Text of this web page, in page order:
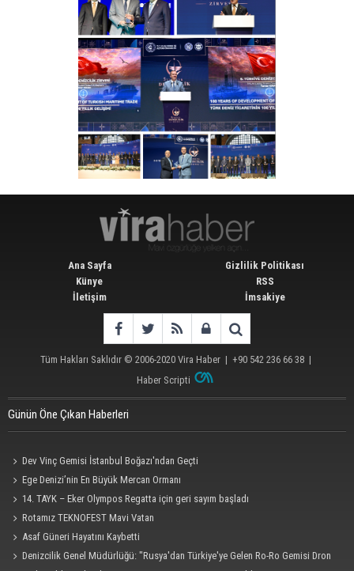
Ana Sayfa
Künye
İletişim
Gizlilik Politikası
RSS
İmsakiye
Tüm Hakları Saklıdır © 2006-2020 Vira Haber | +90 542 236 66 38 |
Haber Scripti
Günün Öne Çıkan Haberleri
Dev Vinç Gemisi İstanbul Boğazı'ndan Geçti
Ege Denizi’nin En Büyük Mercan Ormanı
14. TAYK – Eker Olympos Regatta için geri sayım başladı
Rotamız TEKNOFEST Mavi Vatan
Asaf Güneri Hayatını Kaybetti
Denizcilik Genel Müdürlüğü: "Rusya'dan Türkiye'ye Gelen Ro-Ro Gemisi Dron